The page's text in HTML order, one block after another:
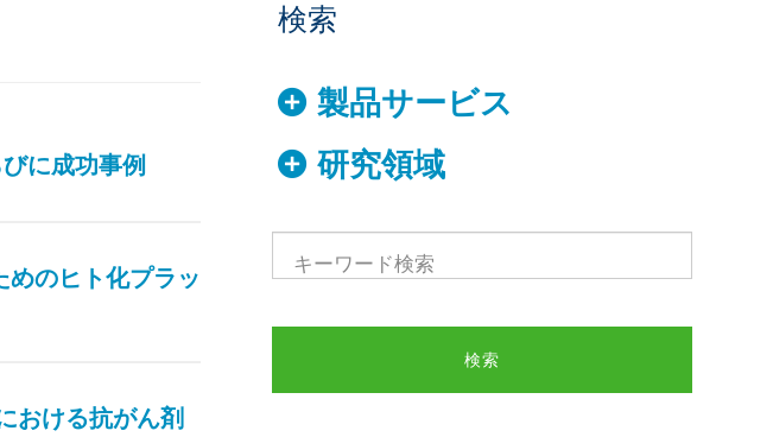
に成功事例
めのヒト化プラッ
おける抗がん剤
検索
製品サービス
研究領域